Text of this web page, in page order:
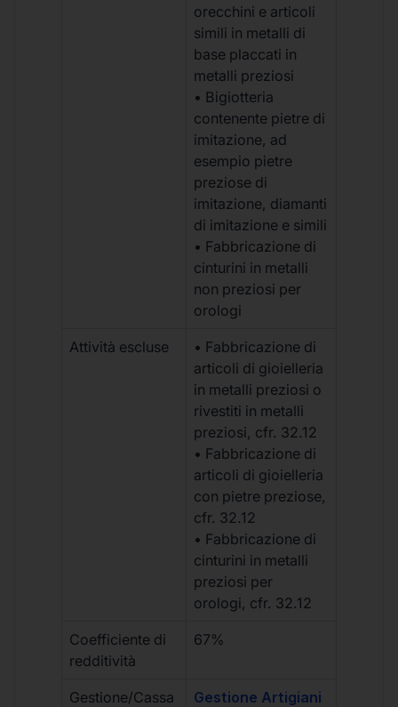
orecchini e articoli
simili in metalli di
base placcati in
metalli preziosi
• Bigiotteria
contenente pietre di
imitazione, ad
esempio pietre
preziose di
imitazione, diamanti
di imitazione e simili
• Fabbricazione di
cinturini in metalli
non preziosi per
orologi
Attività escluse
• Fabbricazione di
articoli di gioielleria
in metalli preziosi o
rivestiti in metalli
preziosi, cfr. 32.12
• Fabbricazione di
articoli di gioielleria
con pietre preziose,
cfr. 32.12
• Fabbricazione di
cinturini in metalli
preziosi per
orologi, cfr. 32.12
Coefficiente di
redditività
67%
Gestione/Cassa
Gestione Artigiani